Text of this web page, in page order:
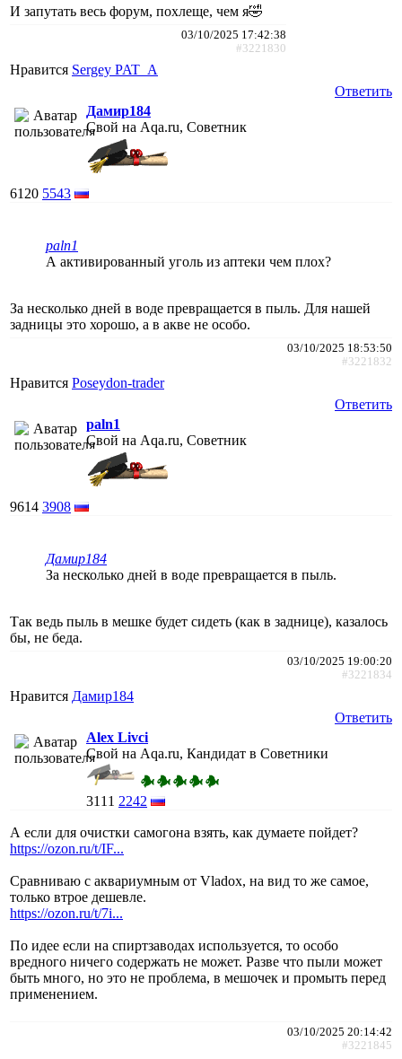
И запутать весь форум, похлеще, чем я🤣
03/10/2025 17:42:38
#3221830
Нравится Sergey PAT_A
Ответить
Дамир184
Свой на Aqa.ru, Советник
6120 5543
paln1
А активированный уголь из аптеки чем плох?
За несколько дней в воде превращается в пыль. Для нашей
задницы это хорошо, а в акве не особо.
03/10/2025 18:53:50
#3221832
Нравится Poseydon-trader
Ответить
paln1
Свой на Aqa.ru, Советник
9614 3908
Дамир184
За несколько дней в воде превращается в пыль.
Так ведь пыль в мешке будет сидеть (как в заднице), казалось
бы, не беда.
03/10/2025 19:00:20
#3221834
Нравится Дамир184
Ответить
Alex Livci
Свой на Aqa.ru, Кандидат в Советники
3111 2242
А если для очистки самогона взять, как думаете пойдет?
https://ozon.ru/t/IF...
Сравниваю с аквариумным от Vladox, на вид то же самое,
только втрое дешевле.
https://ozon.ru/t/7i...
По идее если на спиртзаводах используется, то особо
вредного ничего содержать не может. Разве что пыли может
быть много, но это не проблема, в мешочек и промыть перед
применением.
03/10/2025 20:14:42
#3221845